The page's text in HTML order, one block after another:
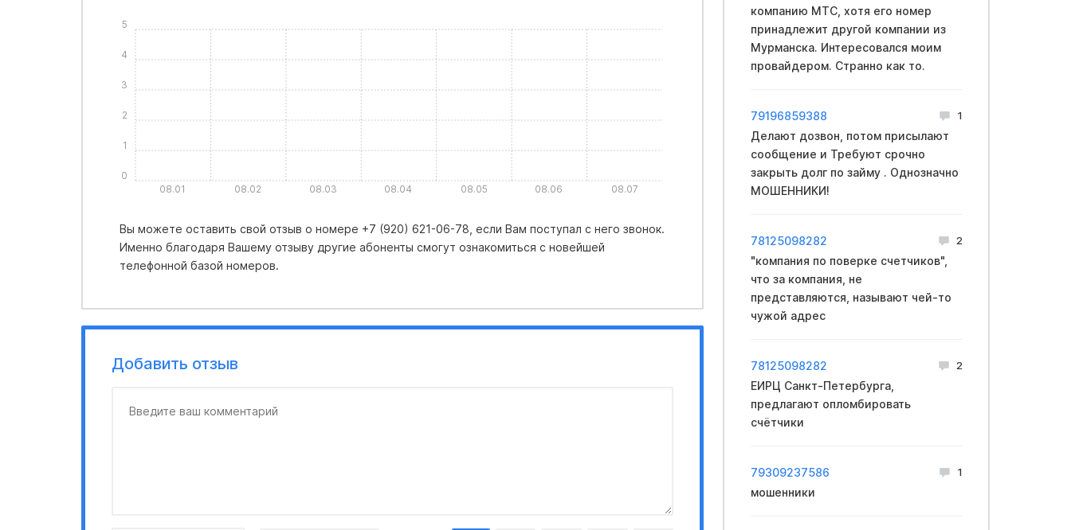
08.01 08.02 08.03 08.04 08.05 08.06 08.07
0
1
2
3
4
5
Вы можете оставить свой отзыв о номере +7 (920) 621-06-78, если Вам поступал с него звонок.
Именно благодаря Вашему отзыву другие абоненты смогут ознакомиться с новейшей
телефонной базой номеров.
Добавить отзыв
компанию МТС, хотя его номер
принадлежит другой компании из
Мурманска. Интересовался моим
провайдером. Странно как то.
79196859388 1
Делают дозвон, потом присылают
сообщение и Требуют срочно
закрыть долг по займу . Однозначно
МОШЕННИКИ!
78125098282 2
"компания по поверке счетчиков",
что за компания, не
представляются, называют чей-то
чужой адрес
78125098282 2
ЕИРЦ Санкт-Петербурга,
предлагают опломбировать
счётчики
79309237586 1
мошенники